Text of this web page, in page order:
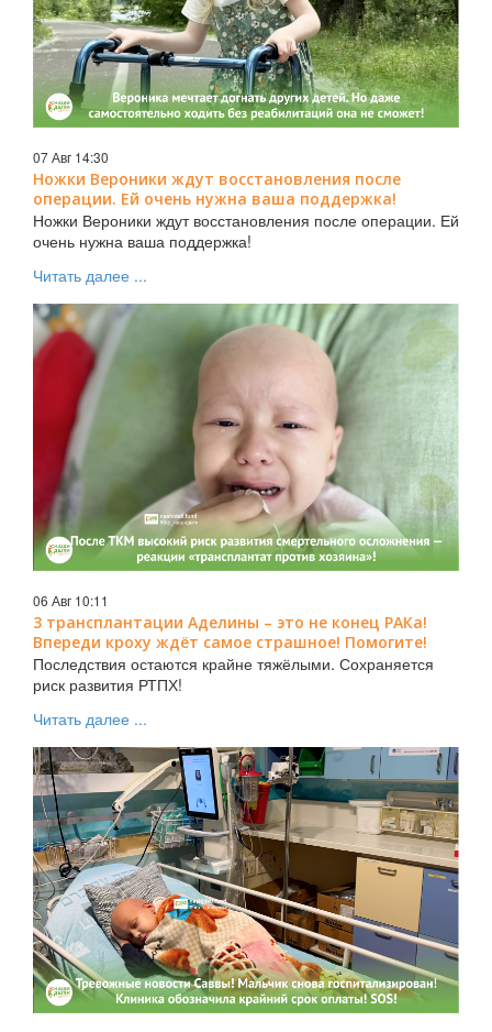
07 Авг 14:30
Ножки Вероники ждут восстановления после
операции. Ей очень нужна ваша поддержка!
Ножки Вероники ждут восстановления после операции. Ей
очень нужна ваша поддержка!
Читать далее ...
06 Авг 10:11
3 трансплантации Аделины – это не конец РАКа!
Впереди кроху ждёт самое страшное! Помогите!
Последствия остаются крайне тяжёлыми. Сохраняется
риск развития РТПХ!
Читать далее ...